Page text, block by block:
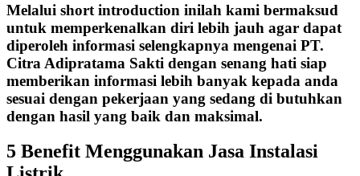
Melalui short introduction inilah kami bermaksud
untuk memperkenalkan diri lebih jauh agar dapat
diperoleh informasi selengkapnya mengenai PT.
Citra Adipratama Sakti dengan senang hati siap
memberikan informasi lebih banyak kepada anda
sesuai dengan pekerjaan yang sedang di butuhkan
dengan hasil yang baik dan maksimal.
5 Benefit Menggunakan Jasa Instalasi